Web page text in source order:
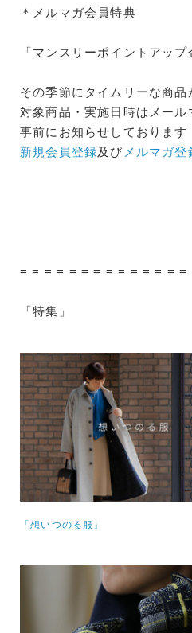
＊メルマガ会員特典
「マンスリーポイントアップ
その季節にタイムリーな商品
対象商品・実施日時はメール
事前にお知らせしております
新規会員登録及び メルマガ
= = = = = = = = = = = = = =
「特集」
「想いつのる服」